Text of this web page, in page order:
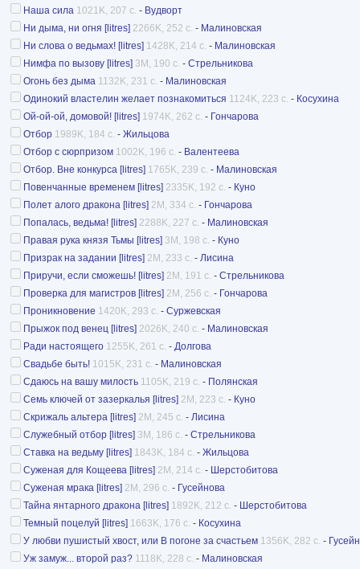
Наша сила 1021K, 207 с. - Вудворт
Ни дыма, ни огня [litres] 2266K, 252 с. - Малиновская
Ни слова о ведьмах! [litres] 1428K, 214 с. - Малиновская
Нимфа по вызову [litres] 3M, 190 с. - Стрельникова
Огонь без дыма 1132K, 231 с. - Малиновская
Одинокий властелин желает познакомиться 1124K, 223 с. - Косухина
Ой-ой-ой, домовой! [litres] 1974K, 262 с. - Гончарова
Отбор 1989K, 184 с. - Жильцова
Отбор с сюрпризом 1002K, 196 с. - Валентеева
Отбор. Вне конкурса [litres] 1765K, 239 с. - Малиновская
Повенчанные временем [litres] 2335K, 192 с. - Куно
Полет алого дракона [litres] 2M, 334 с. - Гончарова
Попалась, ведьма! [litres] 2288K, 227 с. - Малиновская
Правая рука князя Тьмы [litres] 3M, 198 с. - Куно
Призрак на задании [litres] 2M, 233 с. - Лисина
Приручи, если сможешь! [litres] 2M, 191 с. - Стрельникова
Проверка для магистров [litres] 2M, 256 с. - Гончарова
Проникновение 1420K, 293 с. - Суржевская
Прыжок под венец [litres] 2026K, 240 с. - Малиновская
Ради настоящего 1255K, 261 с. - Долгова
Свадьбе быть! 1015K, 231 с. - Малиновская
Сдаюсь на вашу милость 1105K, 219 с. - Полянская
Семь ключей от зазеркалья [litres] 2M, 223 с. - Куно
Скрижаль альтера [litres] 2M, 245 с. - Лисина
Служебный отбор [litres] 3M, 186 с. - Стрельникова
Ставка на ведьму [litres] 1843K, 184 с. - Жильцова
Суженая для Кощеева [litres] 2M, 214 с. - Шерстобитова
Суженая мрака [litres] 2M, 296 с. - Гусейнова
Тайна янтарного дракона [litres] 1892K, 212 с. - Шерстобитова
Темный поцелуй [litres] 1663K, 176 с. - Косухина
У любви пушистый хвост, или В погоне за счастьем 1356K, 282 с. -
Уж замуж... второй раз? 1118K, 228 с. - Малиновская